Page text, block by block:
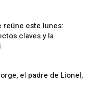
reúne este lunes:
claves y la
el padre de Lionel,